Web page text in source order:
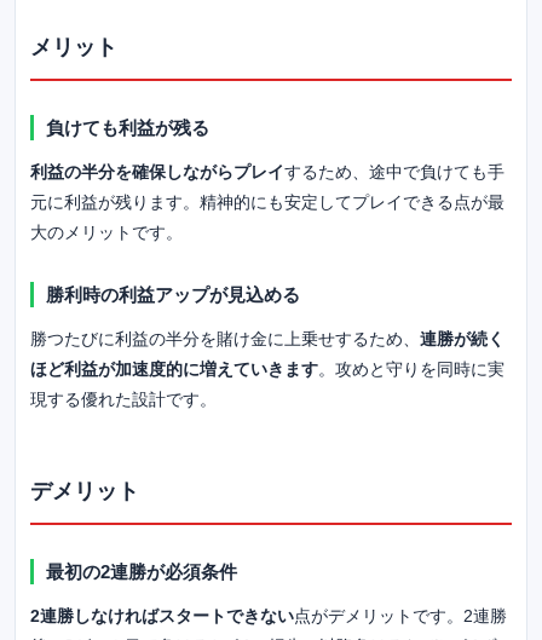
メリット
負けても利益が残る
利益の半分を確保しながらプレイするため、途中で負けても手
元に利益が残ります。精神的にも安定してプレイできる点が最
大のメリットです。
勝利時の利益アップが見込める
勝つたびに利益の半分を賭け金に上乗せするため、 連勝が続く
ほど利益が加速度的に増えていきます。攻めと守りを同時に実
現する優れた設計です。
デメリット
最初の2連勝が必須条件
2連勝しなければスタートできない点がデメリットです。2連勝